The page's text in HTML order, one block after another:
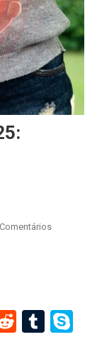
Em
E
Reddit